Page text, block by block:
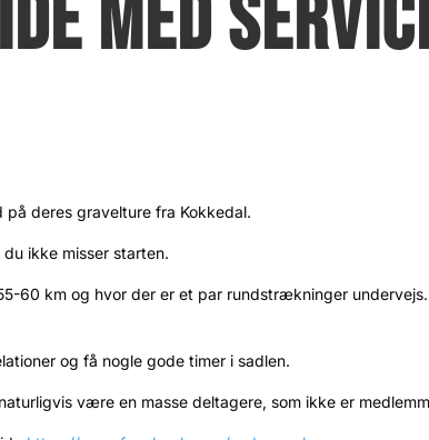
MED
på deres gravelture fra Kokkedal.
ikke misser starten.
60 km og hvor der er et par rundstrækninger
og få nogle gode timer i sadlen.
være en masse deltagere, som ikke er